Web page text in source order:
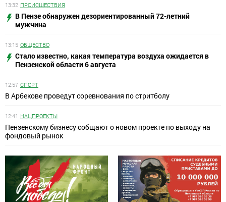
13:32 ПРОИСШЕСТВИЯ
В Пензе обнаружен дезориентированный 72-летний
мужчина
13:15 ОБЩЕСТВО
Стало известно, какая температура воздуха ожидается в
Пензенской области 6 августа
12:57 СПОРТ
В Арбекове проведут соревнования по стритболу
12:41 НАЦПРОЕКТЫ
Пензенскому бизнесу собщают о новом проекте по выходу на
фондовый рынок